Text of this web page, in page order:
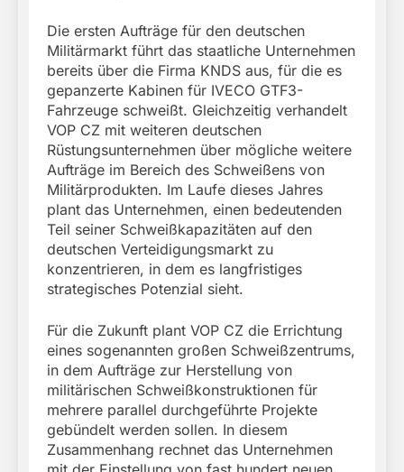
Die ersten Aufträge für den deutschen
Militärmarkt führt das staatliche Unternehmen
bereits über die Firma KNDS aus, für die es
gepanzerte Kabinen für IVECO GTF3-
Fahrzeuge schweißt. Gleichzeitig verhandelt
VOP CZ mit weiteren deutschen
Rüstungsunternehmen über mögliche weitere
Aufträge im Bereich des Schweißens von
Militärprodukten. Im Laufe dieses Jahres
plant das Unternehmen, einen bedeutenden
Teil seiner Schweißkapazitäten auf den
deutschen Verteidigungsmarkt zu
konzentrieren, in dem es langfristiges
strategisches Potenzial sieht.
Für die Zukunft plant VOP CZ die Errichtung
eines sogenannten großen Schweißzentrums,
in dem Aufträge zur Herstellung von
militärischen Schweißkonstruktionen für
mehrere parallel durchgeführte Projekte
gebündelt werden sollen. In diesem
Zusammenhang rechnet das Unternehmen